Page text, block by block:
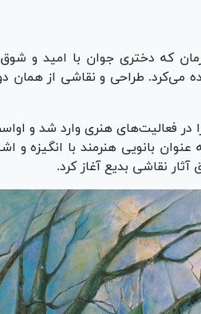
که دختری جوان با امید و شوق
می‌کرد. طراحی و نقاشی از همان
بانویی هنرمند با انگیزه و
نقاشی بدیع آغاز کرد.